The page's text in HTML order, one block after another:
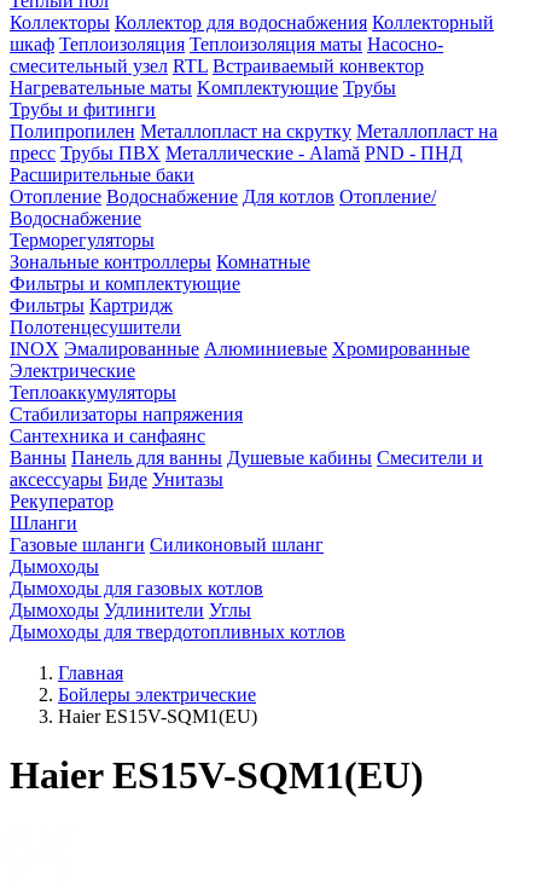
Коллекторы Коллектор для водоснабжения Коллекторный
шкаф Теплоизоляция Теплоизоляция маты Насосно-
смесительный узел RTL Встраиваемый конвектор
Нагревательные маты Kомплектующие Трубы
Трубы и фитинги
Полипропилен Металлопласт на скрутку Металлопласт на
пресс Трубы ПВХ Металлические - Alamă PND - ПНД
Расширительные баки
Отопление Водоснабжение Для котлов Отопление/
Водоснабжение
Терморегуляторы
Зональные контроллеры Комнатные
Фильтры и комплектующие
Фильтры Картридж
Полотенцесушители
INOX Эмалированные Алюминиевые Хромированные
Электрические
Теплоаккумуляторы
Стабилизаторы напряжения
Сантехника и санфаянс
Ванны Панель для ванны Душевые кабины Смесители и
аксессуары Биде Унитазы
Рекуператор
Шланги
Газовые шланги Силиконовый шланг
Дымоходы
Дымоходы для газовых котлов
Дымоходы Удлинители Углы
Дымоходы для твердотопливных котлов
Главная
Бойлеры электрические
Haier ES15V-SQM1(EU)
Haier ES15V-SQM1(EU)